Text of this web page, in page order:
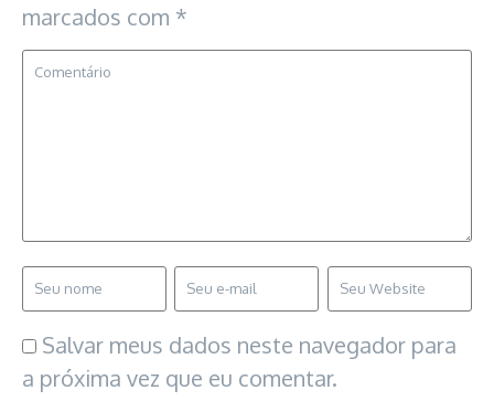
marcados com *
Salvar meus dados neste navegador para
a próxima vez que eu comentar.